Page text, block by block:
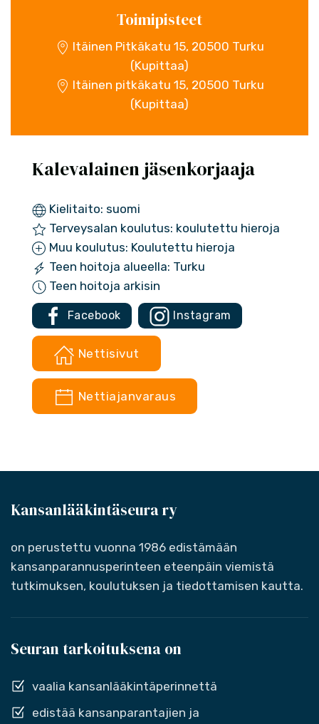
Toimipisteet
Itäinen Pitkäkatu 15, 20500 Turku
(Kupittaa)
Itäinen pitkäkatu 15, 20500 Turku
(Kupittaa)
Kalevalainen jäsenkorjaaja
Kielitaito: suomi
Terveysalan koulutus: koulutettu hieroja
Muu koulutus: Koulutettu hieroja
Teen hoitoja alueella: Turku
Teen hoitoja arkisin
Facebook Instagram
Nettisivut
Nettiajanvaraus
Kansanlääkintäseura ry
on perustettu vuonna 1986 edistämään
kansanparannusperinteen eteenpäin viemistä
tutkimuksen, koulutuksen ja tiedottamisen kautta.
Seuran tarkoituksena on
vaalia kansanlääkintäperinnettä
edistää kansanparantajien ja